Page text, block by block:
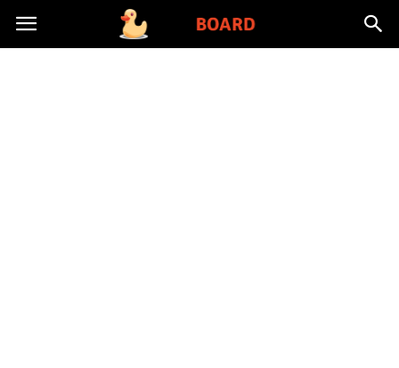
Toysboard.pl